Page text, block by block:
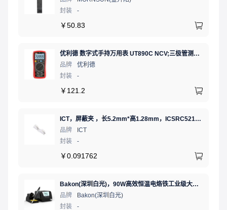
封装
-
￥50.83
优利德 数字式手持万用表 UT890C NCV;三极管测试;二极管测试;火线辨别;真有效值;通断测试
品牌
优利德
封装
-
￥ 121.2
ICT，屏蔽夹 ，长5.2mm*高1.28mm，ICSRC52128SFR
品牌
ICT
封装
-
￥0.091762
Bakon(深圳白光)，90W高效恒温电烙铁工业级大功率数显可调温无铅智能电烙铁，BK90（新老款交替发货）
品牌
Bakon(深圳白光)
封装
-